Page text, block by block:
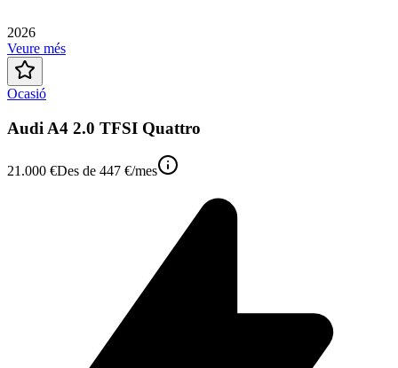
2026
Veure més
Ocasió
Audi A4 2.0 TFSI Quattro
21.000 €Des de 447 €/mes